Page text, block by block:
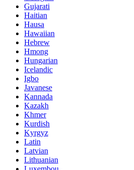
Gujarati
Haitian
Hausa
Hawaiian
Hebrew
Hmong
Hungarian
Icelandic
Igbo
Javanese
Kannada
Kazakh
Khmer
Kurdish
Kyrgyz
Latin
Latvian
Lithuanian